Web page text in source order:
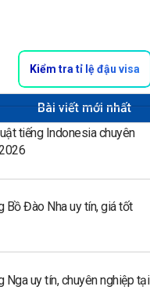
Kiểm tra tỉ lệ đậu visa
Bài viết mới nhất
tiếng Indonesia chuyên
Bồ Đào Nha uy tín, giá tốt
Nga uy tín, chuyên nghiệp tại